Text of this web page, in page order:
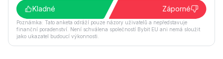
Kladné
Záporné
Poznámka: Tato anketa odráží pouze názory uživatelů a nepředstavuje
finanční poradenství. Není schválena společností Bybit EU ani nemá sloužit
jako ukazatel budoucí výkonnosti.